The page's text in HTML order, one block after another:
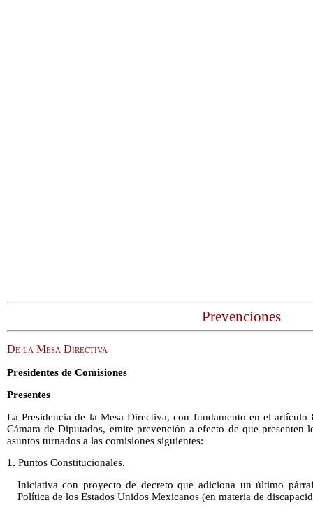
Prevenciones
De la Mesa Directiva
Presidentes de Comisiones
Presentes
La Presidencia de la Mesa Directiva, con fundamento en el
Cámara de Diputados, emite prevención a efecto de que presenten
asuntos turnados a las comisiones siguientes:
1. Puntos Constitucionales.
Iniciativa con proyecto de decreto que adiciona un último
Política de los Estados Unidos Mexicanos (en materia de